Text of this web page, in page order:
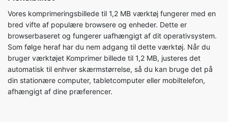
bruger værktøjet Komprimer billede til 1,2 MB, justeres det
automatisk til enhver skærmstørrelse, så du kan bruge det på
din stationære computer, tabletcomputer eller mobiltelefon,
afhængigt af dine præferencer.